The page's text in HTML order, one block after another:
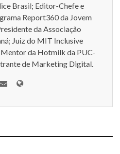
Brasil; Editor-Chefe e
Report360 da Jovem
da Associação
Juiz do MIT Inclusive
da Hotmilk da PUC-
de Marketing Digital.